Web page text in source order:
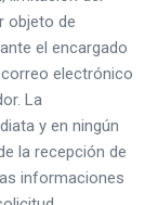
objeto de
el encargado
electrónico
La
y en ningún
la recepción de
informaciones